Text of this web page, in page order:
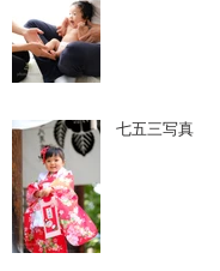
七五三写真